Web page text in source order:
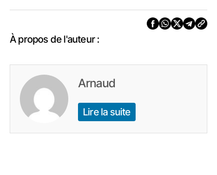
À propos de l'auteur :
Arnaud
Lire la suite